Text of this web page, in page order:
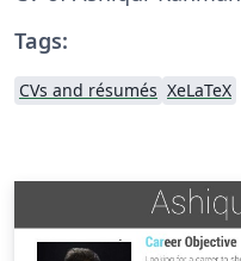
Tags:
CVs and résumés XeLaTeX